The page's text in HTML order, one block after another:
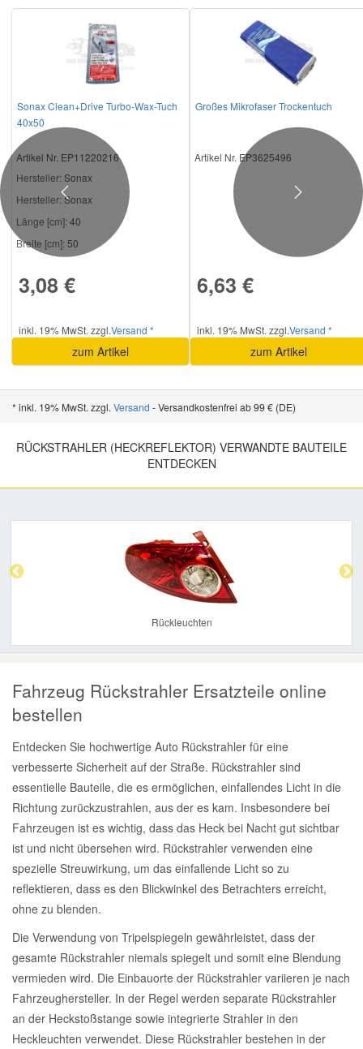
Sonax Clean+Drive Turbo-Wax-Tuch
40x50
Artikel Nr. EP11220216
Hersteller: Sonax
Hersteller:Sonax
Länge [cm]: 40
Breite [cm]: 50
3,08 €
inkl. 19% MwSt. zzgl.Versand *
zum Artikel
Großes Mikrofaser Trockentuch
Artikel Nr. EP3625496
6,63 €
inkl. 19% MwSt. zzgl.Versand *
zum Artikel
Previous Next
* inkl. 19% MwSt. zzgl. Versand - Versandkostenfrei ab 99 € (DE)
RÜCKSTRAHLER (HECKREFLEKTOR) VERWANDTE BAUTEILE
ENTDECKEN
Rückleuchten
Fahrzeug Rückstrahler Ersatzteile online
bestellen
Entdecken Sie hochwertige Auto Rückstrahler für eine
verbesserte Sicherheit auf der Straße. Rückstrahler sind
essentielle Bauteile, die es ermöglichen, einfallendes Licht in die
Richtung zurückzustrahlen, aus der es kam. Insbesondere bei
Fahrzeugen ist es wichtig, dass das Heck bei Nacht gut sichtbar
ist und nicht übersehen wird. Rückstrahler verwenden eine
spezielle Streuwirkung, um das einfallende Licht so zu
reflektieren, dass es den Blickwinkel des Betrachters erreicht,
ohne zu blenden.
Die Verwendung von Tripelspiegeln gewährleistet, dass der
gesamte Rückstrahler niemals spiegelt und somit eine Blendung
vermieden wird. Die Einbauorte der Rückstrahler variieren je nach
Fahrzeughersteller. In der Regel werden separate Rückstrahler
an der Heckstoßstange sowie integrierte Strahler in den
Heckleuchten verwendet. Diese Rückstrahler bestehen in der